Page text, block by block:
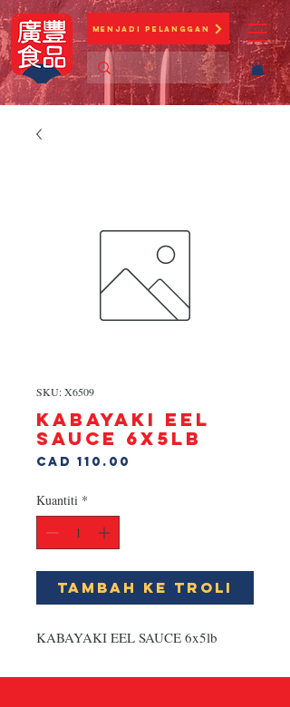
Menjadi Pelanggan
SKU: X6509
KABAYAKI EEL
SAUCE 6x5lb
CAD 110.00
Kuantiti *
Tambah ke Troli
KABAYAKI EEL SAUCE 6x5lb